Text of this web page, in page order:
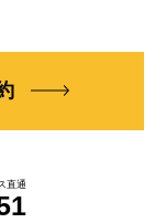
直通